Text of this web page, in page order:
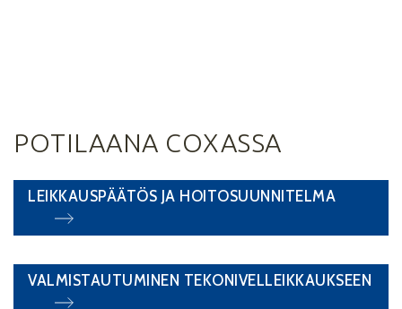
POTILAANA COXASSA
LEIKKAUSPÄÄTÖS JA HOITOSUUNNITELMA
VALMISTAUTUMINEN TEKONIVELLEIKKAUKSEEN